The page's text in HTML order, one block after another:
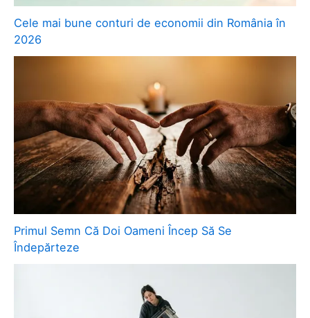
Cele mai bune conturi de economii din România în
2026
Primul Semn Că Doi Oameni Încep Să Se
Îndepărteze